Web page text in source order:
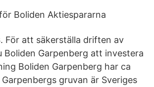
Boliden Aktiespararna
För att säkerställa driften av
Boliden Garpenberg att investera
Boliden Garpenberg har ca
gruvan är Sveriges